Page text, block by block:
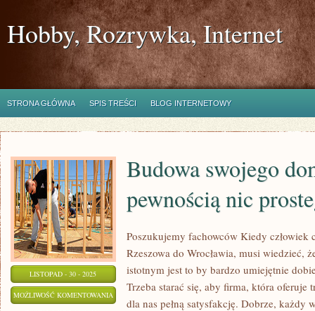
Hobby, Rozrywka, Internet
STRONA GŁÓWNA SPIS TREŚCI BLOG INTERNETOWY
LISTOPAD - 30 - 2025
MOŻLIWOŚĆ KOMENTOWANIA
Budowa swojego
pewnością nic
Poszukujemy fachowców Kiedy człowiek
Rzeszowa do Wrocławia, musi wiedzieć,
istotnym jest to by bardzo umiejętnie
Trzeba starać się, aby firma, która oferuje
dla nas pełną satysfakcję. Dobrze, każdy